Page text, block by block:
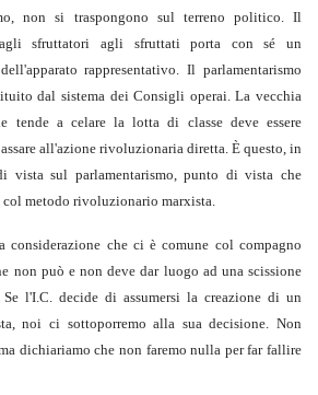
non si traspongono sul terreno politico. Il
sfruttatori agli sfruttati porta con sé un
rappresentativo. Il parlamentarismo
dal sistema dei Consigli operai. La vecchia
tende a celare la lotta di classe deve essere
all'azione rivoluzionaria diretta. È questo, in
vista sul parlamentarismo, punto di vista che
metodo rivoluzionario marxista.
considerazione che ci è comune col compagno
non può e non deve dar luogo ad una scissione
l'I.C. decide di assumersi la creazione di un
noi ci sottoporremo alla sua decisione. Non
dichiariamo che non faremo nulla per far fallire